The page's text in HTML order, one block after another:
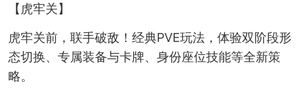
【虎牢关】
虎牢关前，联手破敌！经典PVE玩法，体验双阶段形
态切换、专属装备与卡牌、身份座位技能等全新策
略。